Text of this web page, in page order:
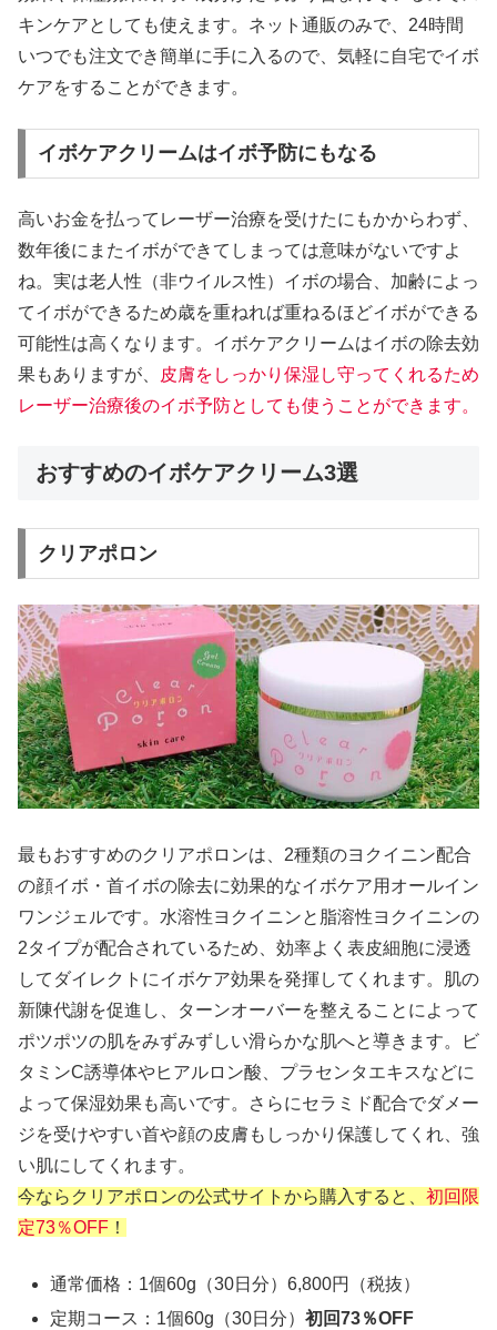
キンケアとしても使えます。ネット通販のみで、24時間
いつでも注文でき簡単に手に入るので、気軽に自宅でイボ
ケアをすることができます。
イボケアクリームはイボ予防にもなる
高いお金を払ってレーザー治療を受けたにもかからわず、
数年後にまたイボができてしまっては意味がないですよ
ね。実は老人性（非ウイルス性）イボの場合、加齢によっ
てイボができるため歳を重ねれば重ねるほどイボができる
可能性は高くなります。イボケアクリームはイボの除去効
果もありますが、
皮膚をしっかり保湿し守ってくれるため
レーザー治療後のイボ予防としても使うことができます。
おすすめのイボケアクリーム3選
クリアポロン
最もおすすめのクリアポロンは、2種類のヨクイニン配合
の顔イボ・首イボの除去に効果的なイボケア用オールイン
ワンジェルです。水溶性ヨクイニンと脂溶性ヨクイニンの
2タイプが配合されているため、効率よく表皮細胞に浸透
してダイレクトにイボケア効果を発揮してくれます。肌の
新陳代謝を促進し、ターンオーバーを整えることによって
ポツポツの肌をみずみずしい滑らかな肌へと導きます。ビ
タミンC誘導体やヒアルロン酸、プラセンタエキスなどに
よって保湿効果も高いです。さらにセラミド配合でダメー
ジを受けやすい首や顔の皮膚もしっかり保護してくれ、強
い肌にしてくれます。
今ならクリアポロンの公式サイトから購入すると、 初回限
定73％OFF ！
通常価格：1個60g（30日分）6,800円（税抜）
定期コース：1個60g（30日分）初回73％OFF